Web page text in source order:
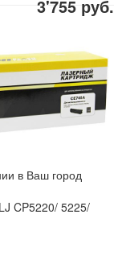
3'755 руб.
в Ваш город
CP5220/ 5225/